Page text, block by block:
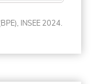
INSEE 2024.